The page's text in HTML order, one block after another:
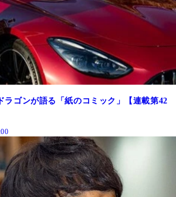
ラゴンが語る「紙のコミック」【連載第42